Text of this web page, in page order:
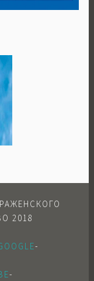
2018
-
-